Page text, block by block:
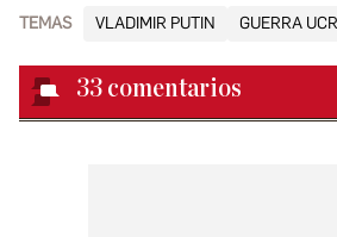
TEMAS VLADIMIR PUTIN GUERRA
33 comentarios